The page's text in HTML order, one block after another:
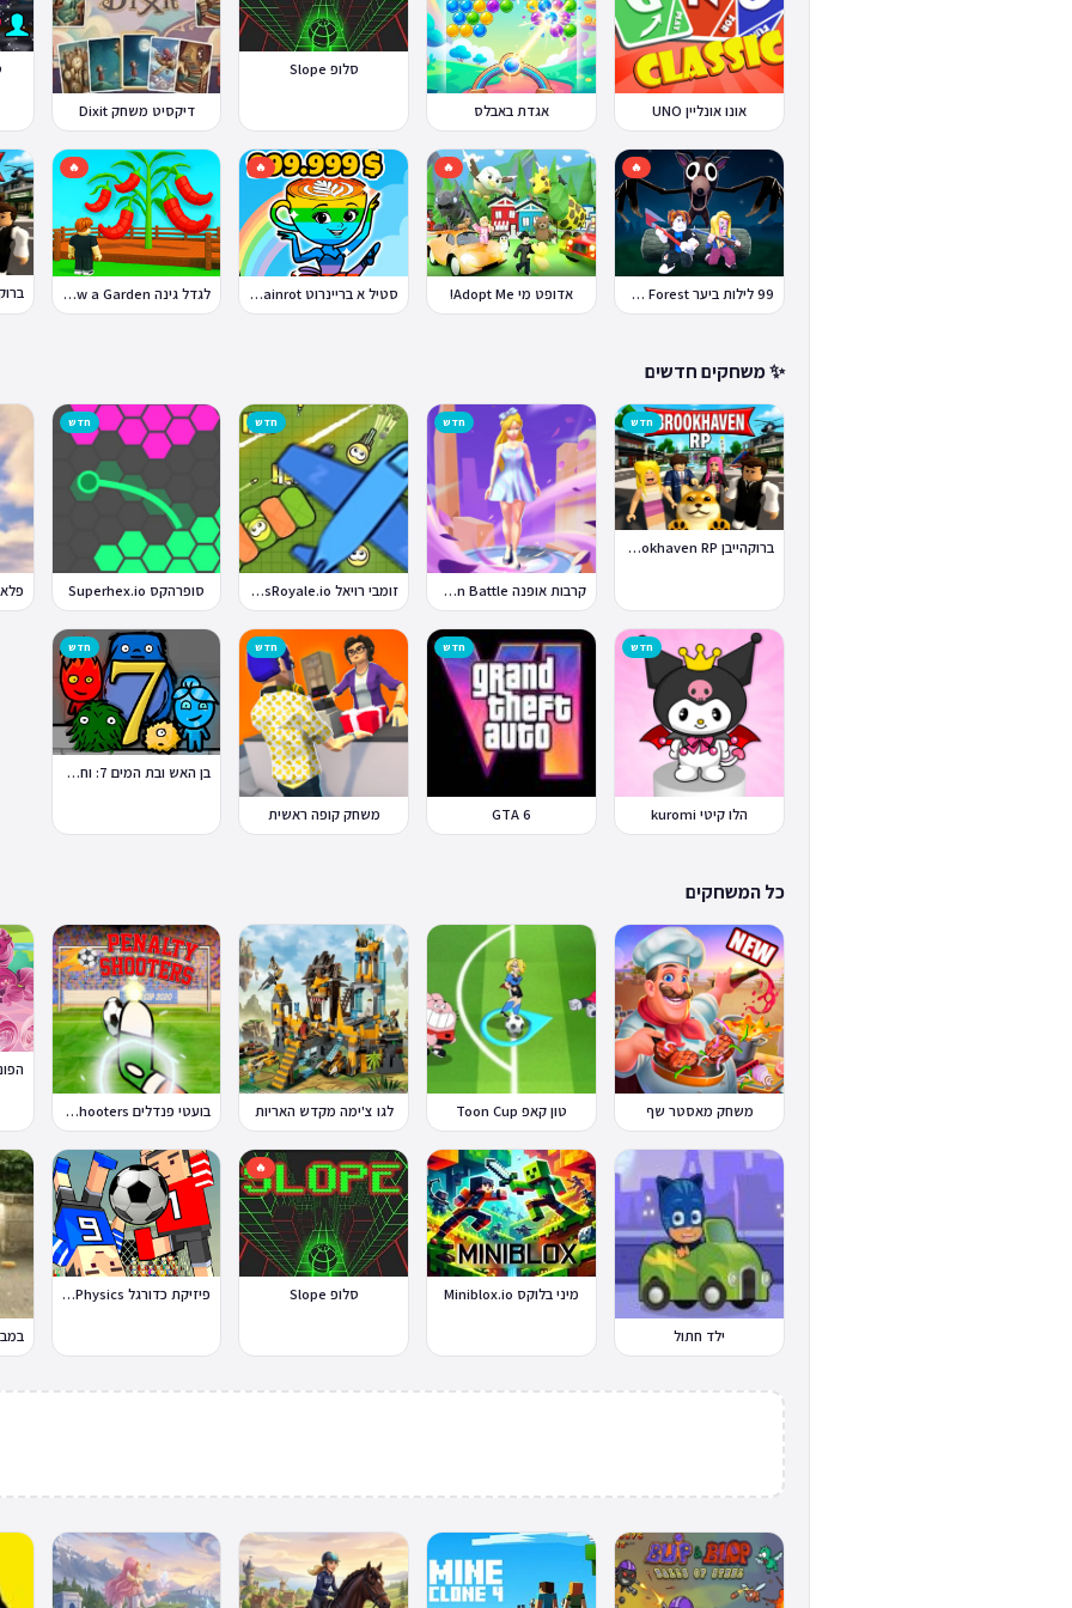
אונו אונליין UNO אגדת באבלס
סלופ Slope
דיקסיט משחק Dixit
🔥
99 לילות ביער Nights in the Forest
🔥
אדופט מי Adopt Me!
🔥
סטיל א בריינרוט Steal a Brainrot
🔥
לגדל גינה Grow a Garden
✨ משחקים חדשים
חדש
ברוקהייבן Brookhaven RP
חדש
קרבות אופנה Fashion Battle
חדש
זומבי רויאל ZombsRoyale.io
חדש
סופרהקס Superhex.io
חדש
הלו קיטי kuromi
חדש
GTA 6
חדש
משחק קופה ראשית
חדש
בן האש ובת המים 7: וחברים
כל המשחקים
משחק מאסטר שף טון קאפ Toon Cup לגו צ'ימה מקדש האריות בועטי פנדלים Penalty Shooters
ילד חתול
מיני בלוקס Miniblox.io
🔥
סלופ Slope פיזיקת כדורגל Soccer Physics